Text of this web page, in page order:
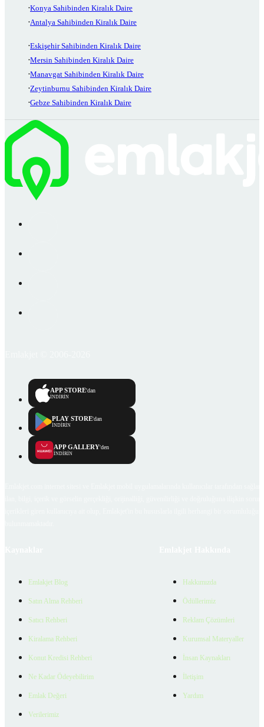
Konya Sahibinden Kiralık Daire
Antalya Sahibinden Kiralık Daire
Eskişehir Sahibinden Kiralık Daire
Mersin Sahibinden Kiralık Daire
Manavgat Sahibinden Kiralık Daire
Zeytinburnu Sahibinden Kiralık Daire
Gebze Sahibinden Kiralık Daire
APP STORE'dan
İNDİRİN
PLAY STORE'dan
İNDİRİN
APP GALLERY'den
İNDİRİN
Emlakjet Blog
Satın Alma Rehberi
Satıcı Rehberi
Kiralama Rehberi
Konut Kredisi Rehberi
Ne Kadar Ödeyebilirim
Emlak Değeri
Verilerimiz
Hakkımızda
Ödüllerimiz
Reklam Çözümleri
Kurumsal Materyaller
İnsan Kaynakları
İletişim
Yardım